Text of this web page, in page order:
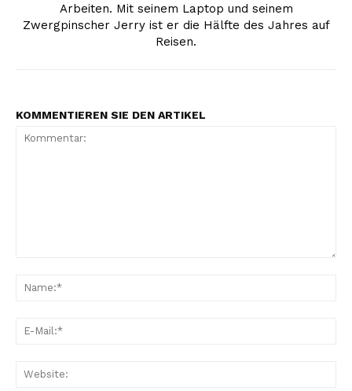
Arbeiten. Mit seinem Laptop und seinem
Zwergpinscher Jerry ist er die Hälfte des Jahres auf
Reisen.
KOMMENTIEREN SIE DEN ARTIKEL